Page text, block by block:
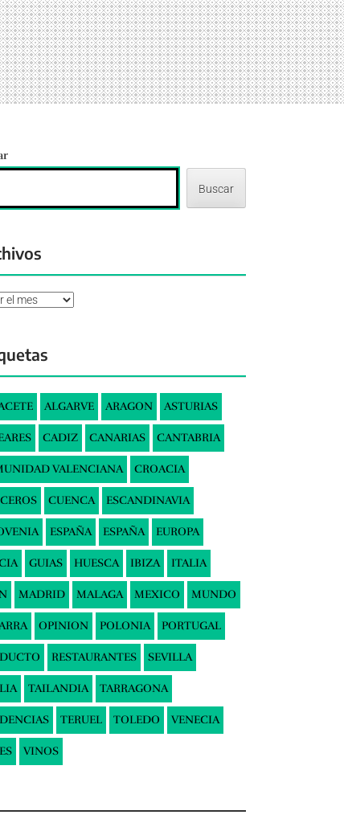
Buscar
ALGARVE ARAGON ASTURIAS
CADIZ CANARIAS CANTABRIA
VALENCIANA CROACIA
CUENCA ESCANDINAVIA
ESPAÑA ESPAÑA EUROPA
GUIAS HUESCA IBIZA ITALIA
MADRID MALAGA MEXICO MUNDO
OPINION POLONIA PORTUGAL
RESTAURANTES SEVILLA
TAILANDIA TARRAGONA
TERUEL TOLEDO VENECIA
VINOS